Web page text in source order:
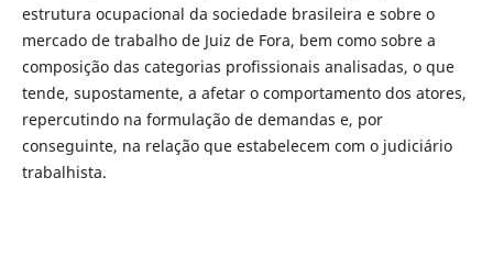
estrutura ocupacional da sociedade brasileira e sobre o
mercado de trabalho de Juiz de Fora, bem como sobre a
composição das categorias profissionais analisadas, o que
tende, supostamente, a afetar o comportamento dos atores,
repercutindo na formulação de demandas e, por
conseguinte, na relação que estabelecem com o judiciário
trabalhista.